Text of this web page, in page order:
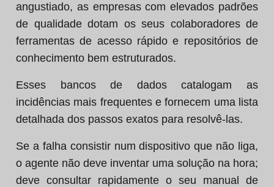
angustiado, as empresas com elevados padrões
de qualidade dotam os seus colaboradores de
ferramentas de acesso rápido e repositórios de
conhecimento bem estruturados.
Esses bancos de dados catalogam as
incidências mais frequentes e fornecem uma lista
detalhada dos passos exatos para resolvê-las.
Se a falha consistir num dispositivo que não liga,
o agente não deve inventar uma solução na hora;
deve consultar rapidamente o seu manual de